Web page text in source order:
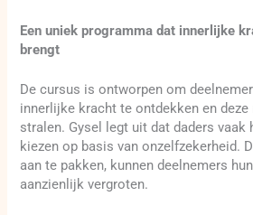
Een uniek programma dat innerlijke
brengt
De cursus is ontworpen om
innerlijke kracht te ontdekken en
stralen. Gysel legt uit dat daders vaak
kiezen op basis van onzelfzekerheid.
aan te pakken, kunnen deelnemers
aanzienlijk vergroten.